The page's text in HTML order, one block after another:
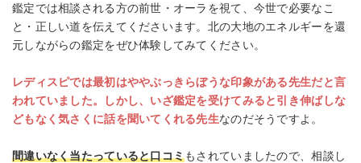
鑑定では相談される方の前世・オーラを視て、今世で必要なこ
と・正しい道を伝えてくださいます。北の大地のエネルギーを還
元しながらの鑑定をぜひ体験してみてください。
レディスピでは最初はややぶっきらぼうな印象がある先生だと言
われていました。しかし、いざ鑑定を受けてみると引き伸ばしな
どもなく気さくに話を聞いてくれる先生なのだそうですよ。
間違いなく当たっていると口コミもされていましたので、相談し